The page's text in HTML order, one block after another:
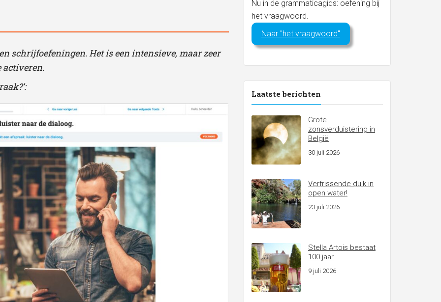
schrijfoefeningen. Het is een intensieve, maar zeer
activeren.
Nu in de grammaticagids: oefening bij
het vraagwoord.
Naar "het vraagwoord"
Laatste berichten
Grote
zonsverduistering in
België
30 juli 2026
Verfrissende duik in
open water!
23 juli 2026
Stella Artois bestaat
100 jaar
9 juli 2026